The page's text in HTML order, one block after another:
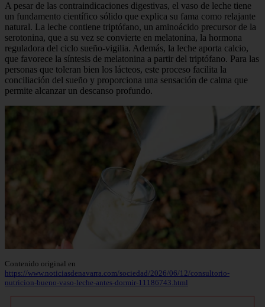
A pesar de las contraindicaciones digestivas, el vaso de leche tiene
un fundamento científico sólido que explica su fama como relajante
natural. La leche contiene triptófano, un aminoácido precursor de la
serotonina, que a su vez se convierte en melatonina, la hormona
reguladora del ciclo sueño-vigilia. Además, la leche aporta calcio,
que favorece la síntesis de melatonina a partir del triptófano. Para las
personas que toleran bien los lácteos, este proceso facilita la
conciliación del sueño y proporciona una sensación de calma que
permite alcanzar un descanso profundo.
Contenido original en
https://www.noticiasdenavarra.com/sociedad/2026/06/12/consultorio-
nutricion-bueno-vaso-leche-antes-dormir-11186743.html